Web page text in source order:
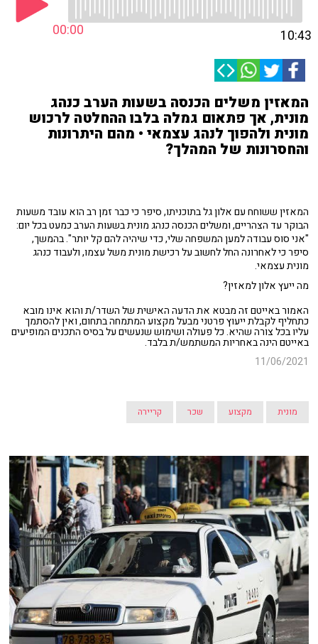
00:00 10:43
המאזין משלים הכנסה בשעות הערב כנהג
מונית, אך פתאום גמלה בלבו ההחלטה לרכוש
מונית ולהפוך לנהג עצמאי • מהם היתרונות
והחסרונות של המהלך?
המאזין ששוחח עם אלון גל בתוכניתו, סיפר כי כבר זמן רב הוא עובד משעות
הבוקר עד הצהריים, ומשלים הכנסה כנהג מונית בשעות הערב כמעט בכל יום:
"אני סוס עבודה למען המשפחה שלי, כדי שיהיה להם קל יותר". בהמשך,
סיפר כי לאחרונה החל לחשוב על רכישת מונית משל עצמו, ולעבוד כנהג
מונית עצמאי.
מה ייעץ אלון למאזין?
האמור באייטם זה מבטא את הדעה האישית של השדר/ת והוא אינו מובא
כתחליף לקבלת ייעוץ פרטני מבעל מקצוע המתמחה בתחום, ואין להסתמך
עליו בכל צורה שהיא. כל פעולה ושימוש שנעשים על בסיס התכנים המופיעים
באייטם הינה באחריות המשתמש/ת בלבד.
11/06/2021
מונית מקצוע שכר קריירה